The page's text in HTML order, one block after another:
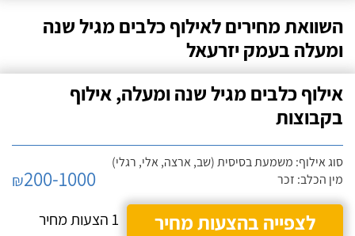
השוואת מחירים לאילוף כלבים מגיל שנה
ומעלה בעמק יזרעאל
אילוף כלבים מגיל שנה ומעלה, אילוף
בקבוצות
סוג אילוף: משמעת בסיסית (שב, ארצה, אלי, רגלי)
מין הכלב: זכר
₪200-1000
לצפייה בהצעות מחיר
1 הצעות מחיר